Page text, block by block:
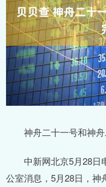
神舟二十一号和神舟
中新网北京5月28日
公室消息，5月28日，神